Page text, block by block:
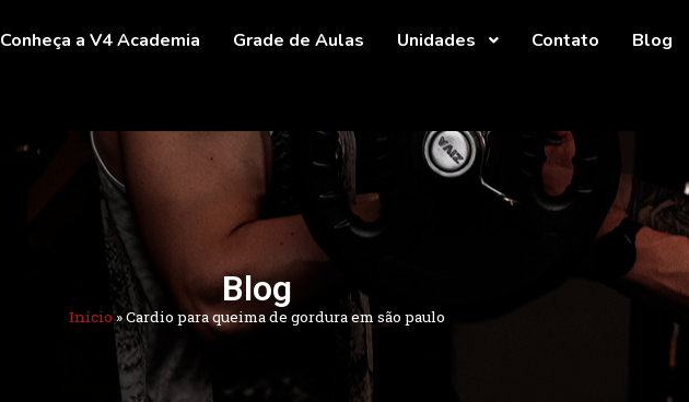
Conheça a V4 Academia Grade de Aulas Unidades Contato Blog
Blog
Início»Cardio para queima de gordura em são paulo